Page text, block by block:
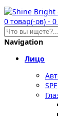
0 товар(-ов) - 0
Navigation
Лицо
SPF